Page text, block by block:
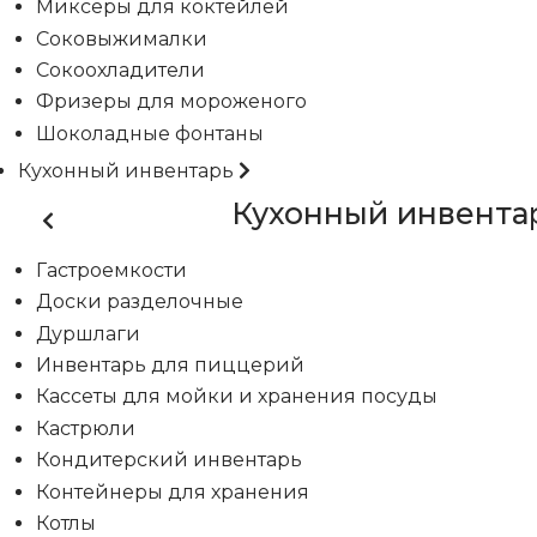
Миксеры для коктейлей
Соковыжималки
Сокоохладители
Фризеры для мороженого
Шоколадные фонтаны
Кухонный инвентарь
Кухонный
Гастроемкости
Доски разделочные
Дуршлаги
Инвентарь для пиццерий
Кассеты для мойки и хранения посуды
Кастрюли
Кондитерский инвентарь
Контейнеры для хранения
Котлы